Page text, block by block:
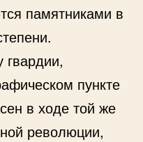
памятниками в
гвардии,
пункте
в ходе той же
революции,